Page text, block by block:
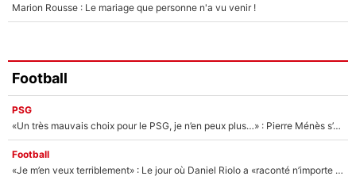
Marion Rousse : Le mariage que personne n'a vu venir !
Football
PSG
«Un très mauvais choix pour le PSG, je n’en peux plus…» : Pierre Ménès s’est complètement trompé avec Luis Enrique et ces déclarations le prouvent !
Football
«Je m’en veux terriblement» : Le jour où Daniel Riolo a «raconté n’importe quoi» dans l'After Foot !